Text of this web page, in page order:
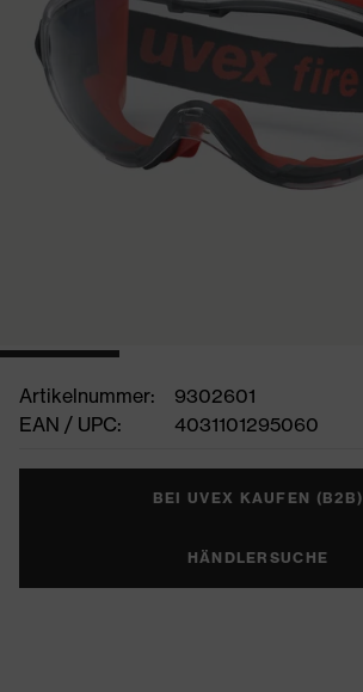
Artikelnummer:
9302601
EAN / UPC:
4031101295060
BEI UVEX KAUFEN (B2B)
HÄNDLERSUCHE